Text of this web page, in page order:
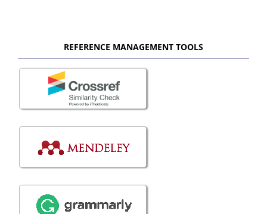
REFERENCE MANAGEMENT TOOLS